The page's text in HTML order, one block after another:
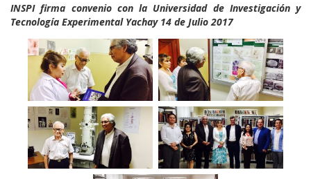
INSPI firma convenio con la Universidad de Investigación y
Tecnología Experimental Yachay 14 de Julio 2017